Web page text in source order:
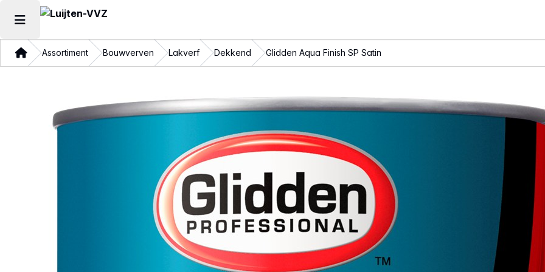
Hoofdmenu openen
ThuisAssortiment Bouwverven Lakverf Dekkend Glidden Aqua Finish SP Satin